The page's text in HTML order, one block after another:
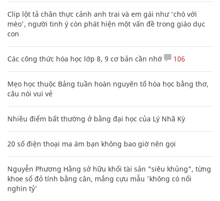
Clip lột tả chân thực cảnh anh trai và em gái như 'chó với
mèo', người tinh ý còn phát hiện một vấn đề trong giáo dục
con
Các công thức hóa học lớp 8, 9 cơ bản cần nhớ 106
Mẹo học thuộc Bảng tuần hoàn nguyên tố hóa học bằng thơ,
câu nói vui vẻ
Nhiều điểm bất thường ở bằng đại học của Lý Nhã Kỳ
20 số điện thoại ma ám bạn không bao giờ nên gọi
Nguyễn Phương Hằng sở hữu khối tài sản "siêu khủng", từng
khoe sổ đỏ tính bằng cân, mắng cựu mẫu 'không có nổi
nghìn tỷ'